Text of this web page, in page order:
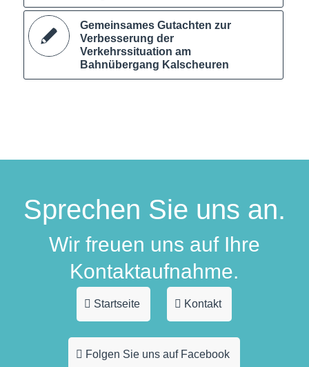
Gemeinsames Gutachten zur
Verbesserung der
Verkehrssituation am
Bahnübergang Kalscheuren
Sprechen Sie uns an.
Wir freuen uns auf Ihre
Kontaktaufnahme.
Startseite Kontakt
Folgen Sie uns auf Facebook